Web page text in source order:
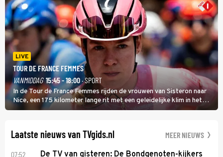
LIVE
TOUR DE FRANCE FEMMES
VANMIDDAG 15:45 - 18:00· SPORT
In de Tour de France Femmes rijden de vrouwen van Sisteron naar
Nice, een 175 kilometer lange rit met een geleidelijke klim in het
midden. Dat is mogelijk niet de zwaarste hindernis, dat is de
Laatste nieuws van TVgids.nl MEER NIEUWS
07:52
De TV van gisteren: De Bondgenoten-kijkers